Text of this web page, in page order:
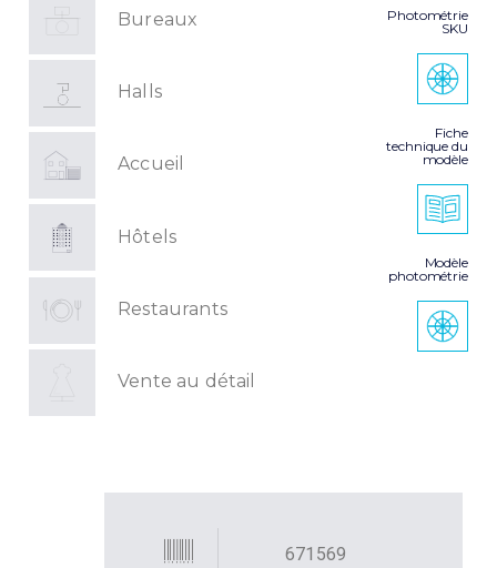
Bureaux
Halls
Accueil
Hôtels
Restaurants
Vente au détail
Photométrie
SKU
Fiche
technique du
modèle
Modèle
photométrie
671569